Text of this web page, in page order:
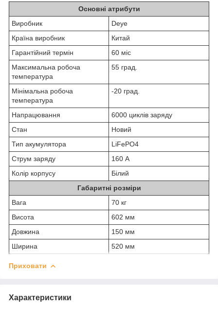
Основні атрибути
Виробник
Deye
Країна виробник
Китай
Гарантійний термін
60 міс
Максимальна робоча
температура
55 град.
Мінімальна робоча
температура
-20 град.
Напрацювання
6000 циклів заряду
Стан
Новий
Тип акумулятора
LiFePO4
Струм заряду
160 А
Колір корпусу
Білий
Габаритні розміри
Вага
70 кг
Висота
602 мм
Довжина
150 мм
Ширина
520 мм
Приховати
Характеристики